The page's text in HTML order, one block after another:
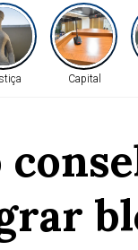
Capital